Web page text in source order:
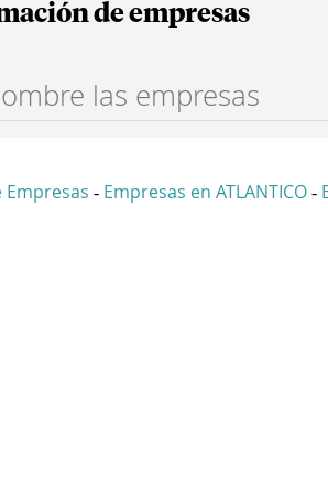
de empresas
- Empresas en ATLANTICO -